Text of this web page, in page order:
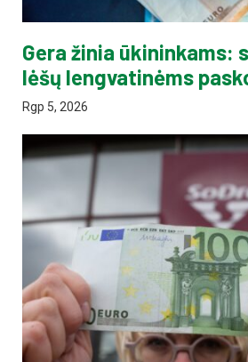
Gera žinia ūkininkams:
lėšų lengvatinėms
Rgp 5, 2026